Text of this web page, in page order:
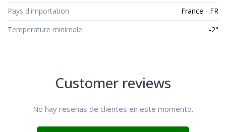
Pays d'importation
France - FR
Temperature minimale
-2°
Customer reviews
No hay reseñas de clientes en este momento.